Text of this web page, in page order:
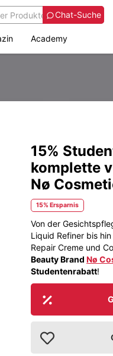
Chat-Suche
Academy
15%
komplette
Nø
15% Ersparnis
Von der
Liquid Refiner bis
Repair Creme und
Beauty Brand Nø
Studentenrabatt!